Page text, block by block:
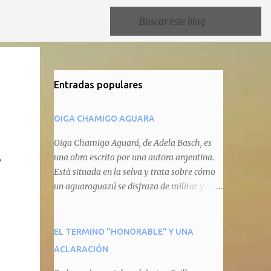
Entradas populares
OIGA CHAMIGO AGUARA
Oiga Chamigo Aguará, de Adela Basch, es
una obra escrita por una autora argentina.
Està situada en la selva y trata sobre cómo
un aguaraguazú se disfraza de militar y se
animal que pretenda circular por ahí. En
primera instancia aparece Teteu, el tero,
EL TERMINO "HONORABLE" Y UNA
ACLARACIÓN